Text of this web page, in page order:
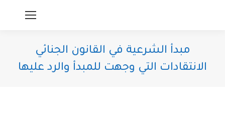
مبدأ الشرعية في القانون الجنائي
الانتقادات التي وجهت للمبدأ والرد عليها